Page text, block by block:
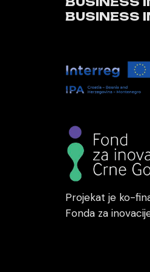
BUSINESS
Projekat je ko-
Fonda za